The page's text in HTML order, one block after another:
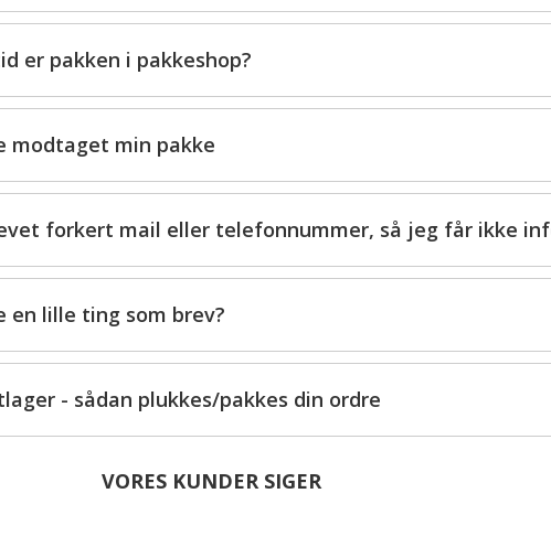
er pakken i pakkeshop?
modtaget min pakke
forkert mail eller telefonnummer, så jeg får ikke
en lille ting som brev?
- sådan plukkes/pakkes din ordre
VORES KUNDER SIGER